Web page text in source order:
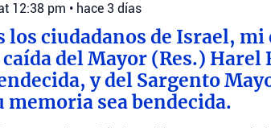
12:38 pm • hace 3 días
los ciudadanos de Israel, mi
del Mayor (Res.) Harel
y del Sargento
memoria sea bendecida.